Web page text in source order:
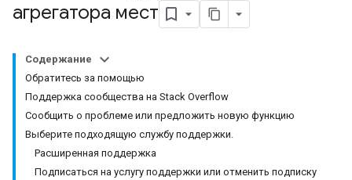
агрегатора мест
Содержание
Обратитесь за помощью
Поддержка сообщества на Stack Overflow
Сообщить о проблеме или предложить новую функцию
Выберите подходящую службу поддержки.
Расширенная поддержка
Подписаться на услугу поддержки или отменить подписку